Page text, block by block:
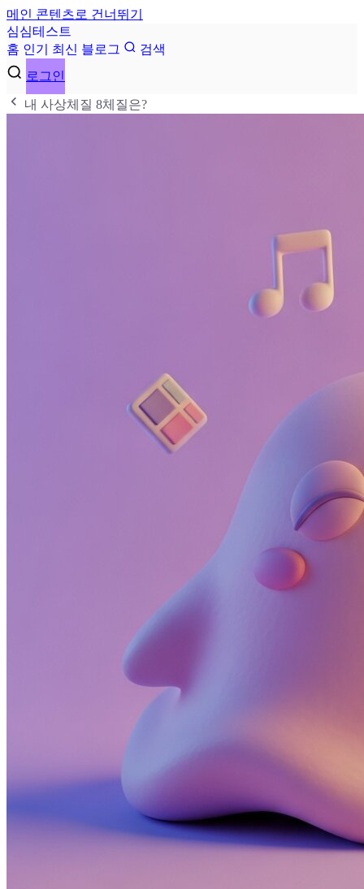
메인 콘텐츠로 건너뛰기
심심테 스 트
홈 인기 최신 블로그
검색
로그인
내 사상체질 8체질은?